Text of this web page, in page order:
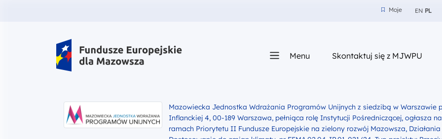
Moje
Moje EN PL
Fundusze Europejskie dla Mazowsza Menu Skontaktuj się z MJWPUz nami
Mazowiecka Jednostka Wdrażania Programów Unijnych z siedzibą w Warszawie
Inflanckiej 4, 00-189 Warszawa, pełniąca rolę Instytucji Pośredniczącej, ogłasza
ramach Priorytetu II Fundusze Europejskie na zielony rozwój Mazowsza, Działania